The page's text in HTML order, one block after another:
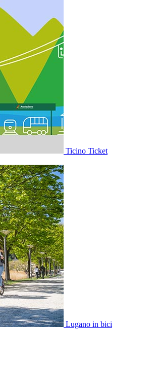
Ticino Ticket
Lugano in bici